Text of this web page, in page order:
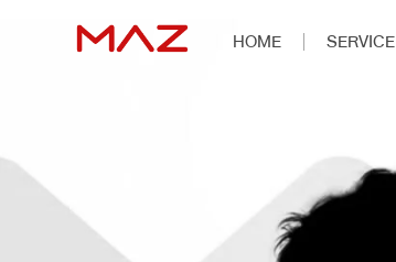
HOME SERVICE